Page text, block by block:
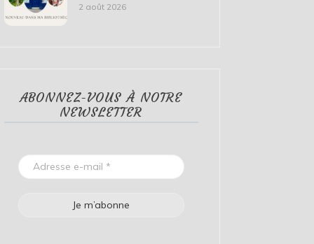
2 août 2026
ABONNEZ-VOUS À NOTRE
NEWSLETTER